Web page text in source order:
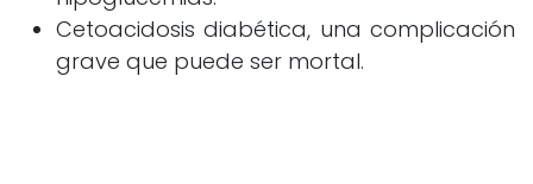
Cetoacidosis diabética, una complicación
grave que puede ser mortal.